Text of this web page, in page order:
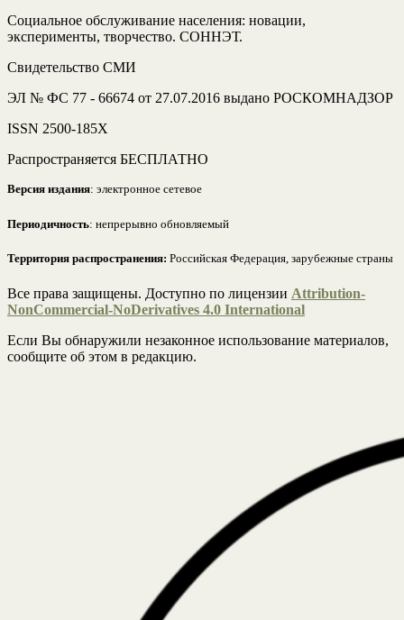
Социальное обслуживание населения: новации,
эксперименты, творчество. СОННЭТ.
Свидетельство СМИ
ЭЛ № ФС 77 - 66674 от 27.07.2016 выдано РОСКОМНАДЗОР
ISSN 2500-185Х
Распространяется БЕСПЛАТНО
Версия издания: электронное сетевое
Периодичность: непрерывно обновляемый
Территория распространения: Российская Федерация, зарубежные страны
Все права защищены. Доступно по лицензии Attribution-
NonCommercial-NoDerivatives 4.0 International
Если Вы обнаружили незаконное использование материалов,
сообщите об этом в редакцию.